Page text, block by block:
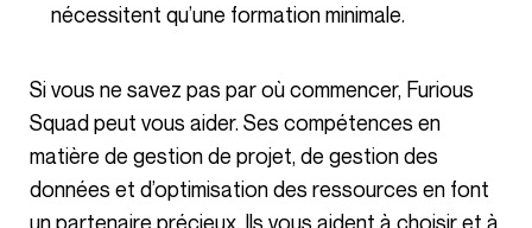
nécessitent qu’une formation minimale.
Si vous ne savez pas par où commencer, Furious
Squad peut vous aider. Ses compétences en
matière de gestion de projet, de gestion des
données et d’optimisation des ressources en font
un partenaire précieux. Ils vous aident à choisir et à